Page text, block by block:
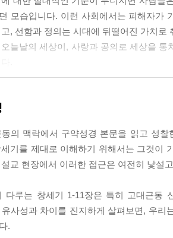
모습입니다. 이런 사회에서는 피해자가
, 선함과 정의는 시대에 뒤떨어진 가치
늘날의 세상이, 사랑과 공의로 세상을 통
이자 형상은 이처럼 권력층에만 적용되
의 지배자들이었는데, 지배계급은 그 신
하고자 만든 ‘신화’(Myth가 소수에 의한
51
성전은 단순히 크고 장엄한 종교시설이 아
가 살아가는 일상을 굳이 그리스도교적
우리 몸이 성전이 되는 게 아닙니다. 다
동의 맥락에서 구약성경 본문을 읽고 성
기를 제대로 이해하기 위해서는 그것이
교 현장에서 이러한 접근은 여전히 낯설
다루는 창세기 1-11장은 특히 고대근동
사성과 차이를 진지하게 살펴보면, 우리
.